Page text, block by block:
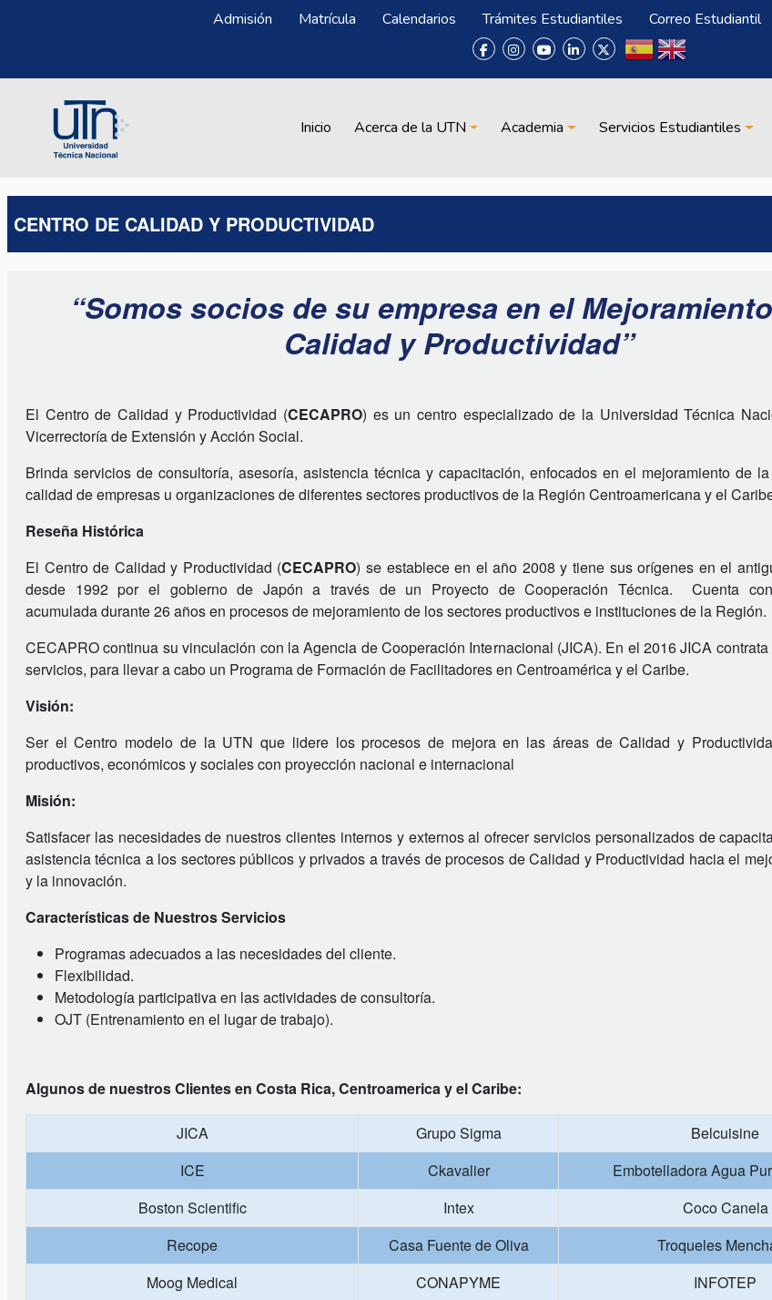
Menú Superior
Admisión Matrícula Calendarios Trámites Estudiantiles Correo Estudiantil
Main navigation
Inicio Acerca de la UTN Academia Servicios Estudiantiles
CENTRO DE CALIDAD Y PRODUCTIVIDAD
“Somos socios de su empresa en el
Calidad y Productividad”
El Centro de Calidad y Productividad (CECAPRO) es un centro especializado de la Universidad Técnica
Vicerrectoría de Extensión y Acción Social.
Brinda servicios de consultoría, asesoría, asistencia técnica y capacitación, enfocados en el mejoramiento de
calidad de empresas u organizaciones de diferentes sectores productivos de la Región Centroamericana y el
Reseña Histórica
El Centro de Calidad y Productividad (CECAPRO) se establece en el año 2008 y tiene sus orígenes en el
desde 1992 por el gobierno de Japón a través de un Proyecto de Cooperación Técnica. Cuenta
acumulada durante 26 años en procesos de mejoramiento de los sectores productivos e instituciones de la Región.
CECAPRO continua su vinculación con la Agencia de Cooperación Internacional (JICA). En el 2016 JICA
servicios, para llevar a cabo un Programa de Formación de Facilitadores en Centroamérica y el Caribe.
Visión:
Ser el Centro modelo de la UTN que lidere los procesos de mejora en las áreas de Calidad y
productivos, económicos y sociales con proyección nacional e internacional
Misión:
Satisfacer las necesidades de nuestros clientes internos y externos al ofrecer servicios personalizados de
asistencia técnica a los sectores públicos y privados a través de procesos de Calidad y Productividad hacia el
y la innovación.
Características de Nuestros Servicios
Programas adecuados a las necesidades del cliente.
Flexibilidad.
Metodología participativa en las actividades de consultoría.
OJT (Entrenamiento en el lugar de trabajo).
Algunos de nuestros Clientes en Costa Rica, Centroamerica y el Caribe:
JICA Grupo Sigma
Belcuisine
ICE
Ckavalier
Embotelladora Agua
Boston Scientific
Intex
Coco Canela
Recope
Casa Fuente de Oliva
Troqueles
Moog Medical
CONAPYME
INFOTEP